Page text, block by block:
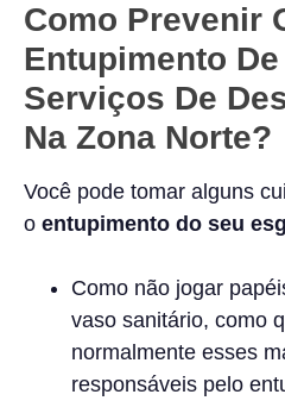
Como Prevenir
Entupimento
Serviços De
Na Zona Norte?
Você pode tomar alguns
o entupimento do seu
Como não jogar
vaso sanitário, como
normalmente esses
responsáveis pelo